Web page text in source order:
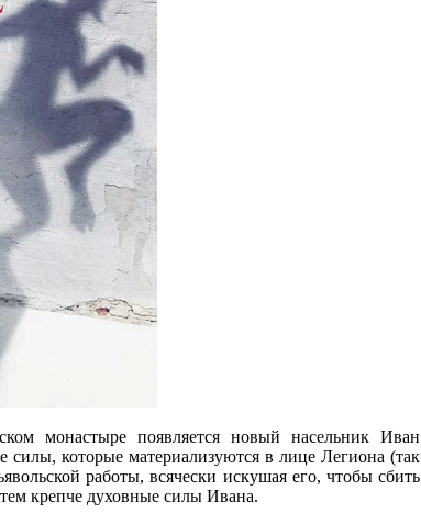
монастыре появляется новый насельник Иван
которые материализуются в лице Легиона (так
работы, всячески искушая его, чтобы сбить
крепче духовные силы Ивана.